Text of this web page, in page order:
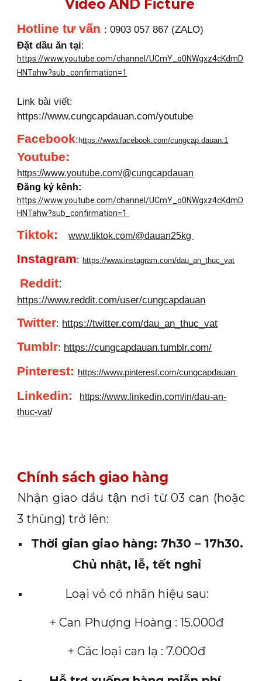
Video AND Ficture
Hotline tư vấn : 0903 057 867 (ZALO)
Đặt dầu ăn tại:
https://www.youtube.com/channel/UCmY_o0NWgxz4cKdmD
HNTahw?sub_confirmation=1
Link bài viết:
https://www.cungcapdauan.com/youtube
Facebook: https://www.facebook.com/cungcap.dauan.1
Youtube:
https://www.youtube.com/@cungcapdauan
Đăng ký kênh:
https://www.youtube.com/channel/UCmY_o0NWgxz4cKdmD
HNTahw?sub_confirmation=1
Tiktok:www.tiktok.com/@dauan25kg
Instagram: https://www.instagram.com/dau_an_thuc_vat
Reddit:
https://www.reddit.com/user/cungcapdauan
Twitter: https://twitter.com/dau_an_thuc_vat
Tumblr: https://cungcapdauan.tumblr.com/
Pinterest: https://www.pinterest.com/cungcapdauan
Linkedin:
https://www.linkedin.com/in/dau-an-
thuc-vat/
Chính sách giao hàng
Nhận giao dầu tận nơi từ 03 can (hoặc
3 thùng) trở lên:
Thời gian giao hàng: 7h30 – 17h30.
Chủ nhật, lễ, tết nghỉ
Loại vỏ có nhãn hiệu sau:
+ Can Phượng Hoàng : 15.000đ
+ Các loại can lạ : 7.000đ